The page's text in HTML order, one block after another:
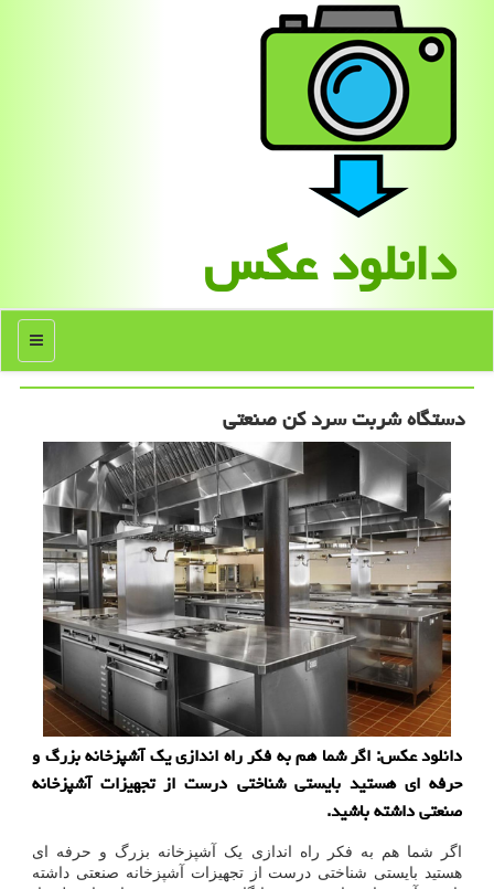
دانلود عكس
منو
دستگاه شربت سرد کن صنعتی
دانلود عكس: اگر شما هم به فكر راه اندازی یك آشپزخانه بزرگ و
حرفه ای هستید بایستی شناختی درست از تجهیزات آشپزخانه
صنعتی داشته باشید.
اگر شما هم به فکر راه اندازی یک آشپزخانه بزرگ و حرفه ای
هستید بایستی شناختی درست از تجهیزات آشپزخانه صنعتی داشته